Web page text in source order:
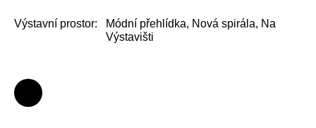
Výstavní prostor:
Módní přehlídka, Nová spirála, Na
Výstavišti